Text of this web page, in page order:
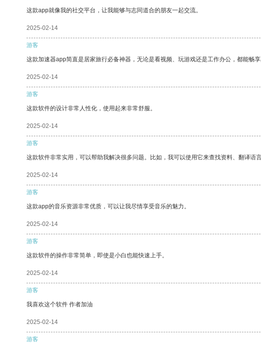
这款app就像我的社交平台，让我能够与志同道合的朋友一起交流。
2025-02-14
游客
这款加速器app简直是居家旅行必备神器，无论是看视频、玩游戏还是工作办公，都能畅
2025-02-14
游客
这款软件的设计非常人性化，使用起来非常舒服。
2025-02-14
游客
这款软件非常实用，可以帮助我解决很多问题。比如，我可以使用它来查找资料、翻译语言
2025-02-14
游客
这款app的音乐资源非常优质，可以让我尽情享受音乐的魅力。
2025-02-14
游客
这款软件的操作非常简单，即使是小白也能快速上手。
2025-02-14
游客
我喜欢这个软件 作者加油
2025-02-14
游客